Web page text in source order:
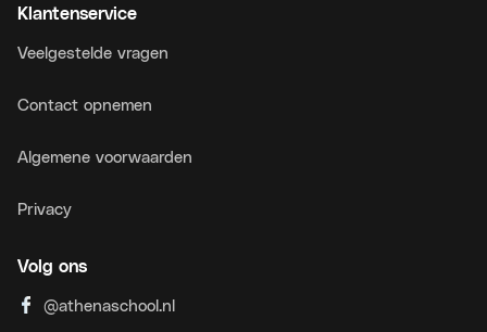
Klantenservice
Veelgestelde vragen
Contact opnemen
Algemene voorwaarden
Privacy
Volg ons
@athenaschool.nl